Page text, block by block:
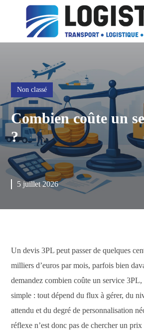
Non classé
Combien coûte un
?
5 juillet 2026
Un devis 3PL peut passer de quelques
milliers d’euros par mois, parfois bien
demandez combien coûte un service 3PL,
simple : tout dépend du flux à gérer, du
attendu et du degré de personnalisation
réflexe n’est donc pas de chercher un